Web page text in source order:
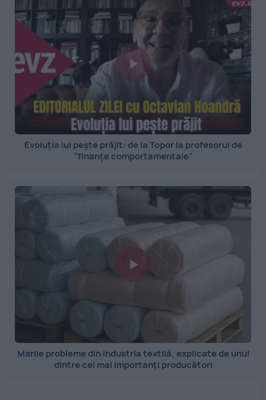
Evoluția lui pește prăjit: de la Topor la profesorul de
”finanțe comportamentale”
Marile probleme din industria textilă, explicate de unul
dintre cei mai importanți producători